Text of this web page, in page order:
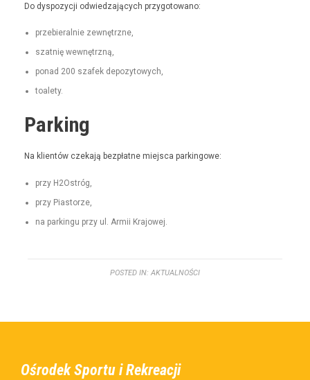
Do dys­pozy­cji odwiedza­ją­cych przygotowano:
prze­bier­al­nie zewnętrzne,
szat­nię wewnętrzną,
pon­ad 200 szafek depozytowych,
toale­ty.
Parking
Na klien­tów czeka­ją bezpłatne miejs­ca parkingowe:
przy H2Ostróg,
przy Pias­torze,
na parkingu przy ul. Armii Krajowej.
POSTED IN: AKTUALNOŚCI
Ośrodek Sportu i Rekreacji